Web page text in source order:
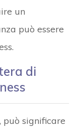
un
può essere
di
significare